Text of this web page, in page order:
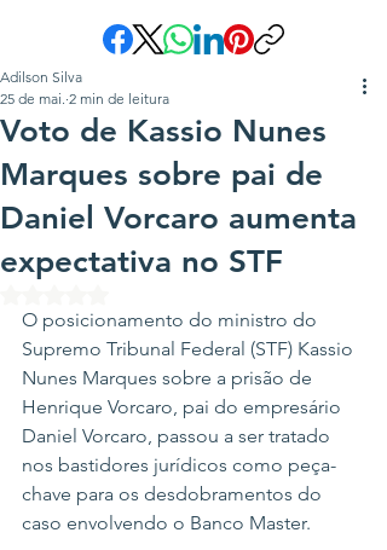
Voto de Kassio Nunes
Marques sobre pai de
Daniel Vorcaro aumenta
expectativa no STF
Adilson Silva
25 de mai. 2 min de leitura
O posicionamento do ministro do
Supremo Tribunal Federal (STF) Kassio
Nunes Marques sobre a prisão de
Henrique Vorcaro, pai do empresário
Daniel Vorcaro, passou a ser tratado
nos bastidores jurídicos como peça-
chave para os desdobramentos do
caso envolvendo o Banco Master.